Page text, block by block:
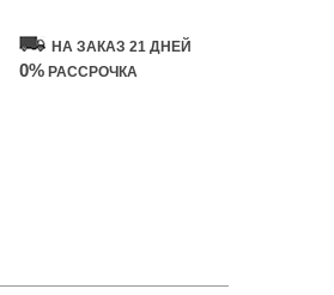
НА ЗАКАЗ 21 ДНЕЙ
0% РАССРОЧКА